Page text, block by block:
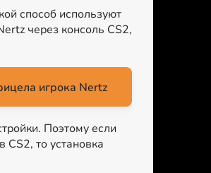
способ используют
через консоль CS2,
игрока Nertz
Поэтому если
CS2, то установка